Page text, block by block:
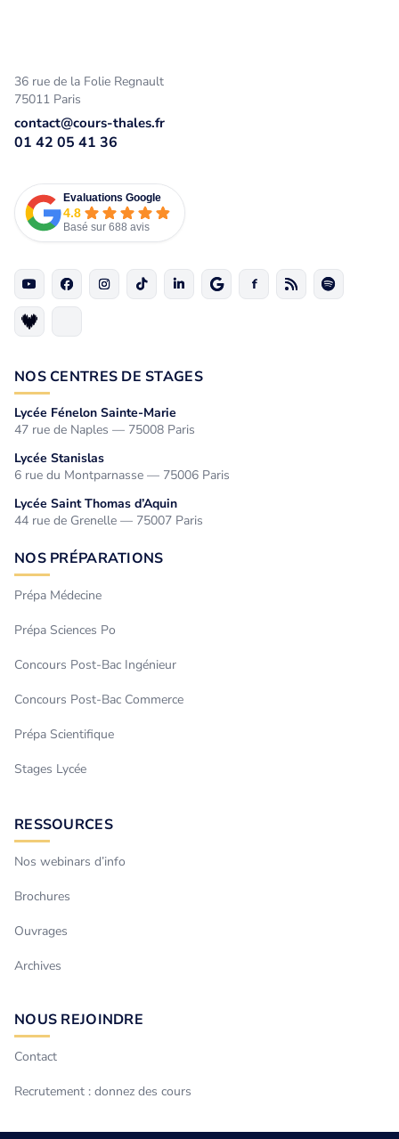
36 rue de la Folie Regnault
75011 Paris
contact@cours-thales.fr
01 42 05 41 36
Evaluations Google
4.8
Basé sur 688 avis
NOS CENTRES DE STAGES
Lycée Fénelon Sainte-Marie
47 rue de Naples — 75008 Paris
Lycée Stanislas
6 rue du Montparnasse — 75006 Paris
Lycée Saint Thomas d’Aquin
44 rue de Grenelle — 75007 Paris
NOS PRÉPARATIONS
Prépa Médecine
Prépa Sciences Po
Concours Post-Bac Ingénieur
Concours Post-Bac Commerce
Prépa Scientifique
Stages Lycée
RESSOURCES
Nos webinars d’info
Brochures
Ouvrages
Archives
NOUS REJOINDRE
Contact
Recrutement : donnez des cours